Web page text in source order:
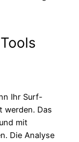
Ihr Surf-
werden. Das
mit
Die Analyse